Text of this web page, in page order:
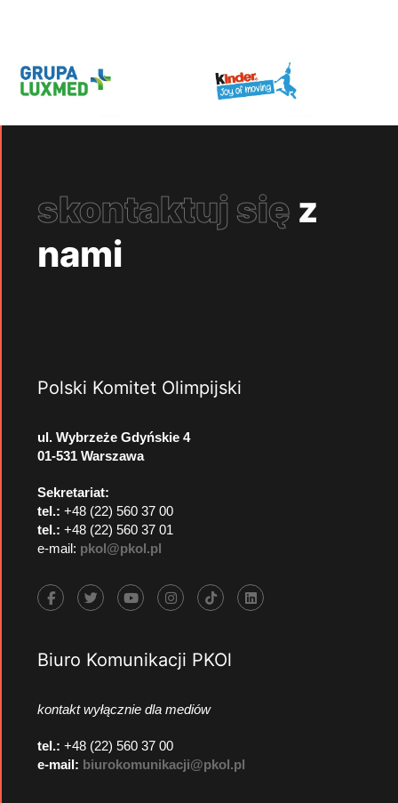
skontaktuj się z
nami
Polski Komitet Olimpijski
ul. Wybrzeże Gdyńskie 4
01-531 Warszawa
Sekretariat:
tel.: +48 (22) 560 37 00
tel.: +48 (22) 560 37 01
e-mail: pkol@pkol.pl
Biuro Komunikacji PKOl
kontakt wyłącznie dla mediów
tel.: +48 (22) 560 37 00
e-mail: biurokomunikacji@pkol.pl